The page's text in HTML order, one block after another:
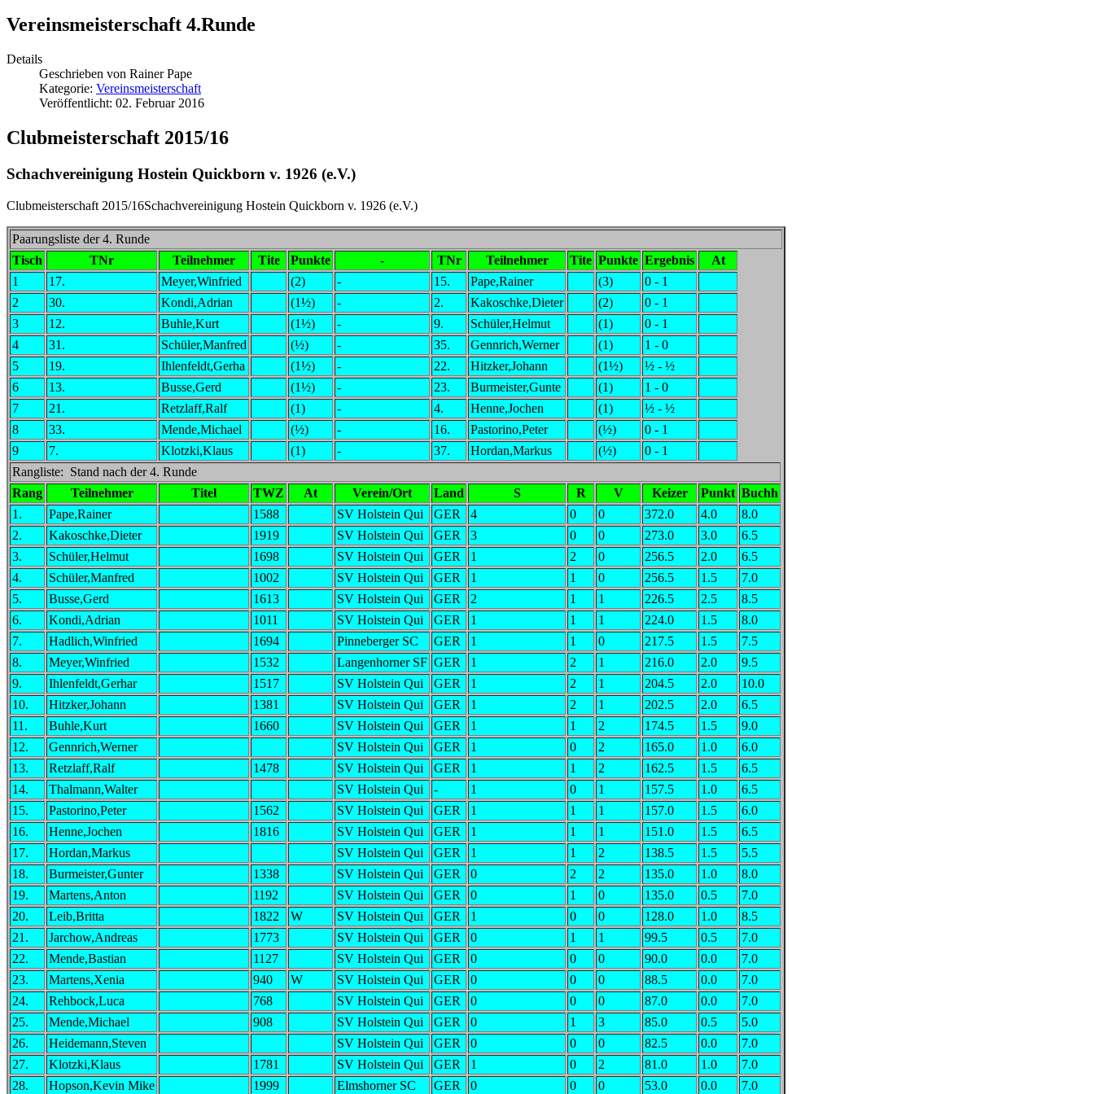
Vereinsmeisterschaft 4.Runde
Details
Geschrieben von Rainer Pape
Kategorie: Vereinsmeisterschaft
Veröffentlicht: 02. Februar 2016
Clubmeisterschaft 2015/16
Schachvereinigung Hostein Quickborn v. 1926 (e.V.)
Clubmeisterschaft 2015/16Schachvereinigung Hostein Quickborn v. 1926 (e.V.)
Paarungsliste der 4. Runde
Tisch
TNr Teilnehmer Tite Punkte - TNr Teilnehmer Tite Punkte Ergebnis
At
1
17. Meyer,Winfried (2) - 15. Pape,Rainer (3)
0 - 1
2
30. Kondi,Adrian (1½) - 2. Kakoschke,Dieter (2)
0 - 1
3
12. Buhle,Kurt (1½) - 9. Schüler,Helmut (1)
0 - 1
4
31. Schüler,Manfred (½) - 35. Gennrich,Werner (1)
1 - 0
5
19. Ihlenfeldt,Gerha (1½) - 22. Hitzker,Johann (1½)
½ - ½
6
13. Busse,Gerd (1½) - 23. Burmeister,Gunte (1)
1 - 0
7
21. Retzlaff,Ralf (1) - 4. Henne,Jochen (1)
½ - ½
8
33. Mende,Michael (½) - 16. Pastorino,Peter (½)
0 - 1
9
7. Klotzki,Klaus (1) - 37. Hordan,Markus (½)
0 - 1
Rangliste: Stand nach der 4. Runde
Rang
Teilnehmer Titel TWZ At Verein/Ort Land S R V Keizer Punkt Buchh
1.
Pape,Rainer 1588 SV Holstein Qui GER 4 0 0 372.0 4.0
8.0
2.
Kakoschke,Dieter 1919 SV Holstein Qui GER 3 0 0 273.0 3.0
6.5
3.
Schüler,Helmut 1698 SV Holstein Qui GER 1 2 0 256.5 2.0
6.5
4.
Schüler,Manfred 1002 SV Holstein Qui GER 1 1 0 256.5 1.5
7.0
5.
Busse,Gerd 1613 SV Holstein Qui GER 2 1 1 226.5 2.5
8.5
6.
Kondi,Adrian 1011 SV Holstein Qui GER 1 1 1 224.0 1.5
8.0
7.
Hadlich,Winfried 1694 Pinneberger SC GER 1 1 0 217.5 1.5
7.5
8.
Meyer,Winfried 1532 Langenhorner SF GER 1 2 1 216.0 2.0
9.5
9.
Ihlenfeldt,Gerhar 1517 SV Holstein Qui GER 1 2 1 204.5 2.0
10.0
10.
Hitzker,Johann 1381 SV Holstein Qui GER 1 2 1 202.5 2.0
6.5
11.
Buhle,Kurt 1660 SV Holstein Qui GER 1 1 2 174.5 1.5
9.0
12.
Gennrich,Werner SV Holstein Qui GER 1 0 2 165.0 1.0
6.0
13.
Retzlaff,Ralf 1478 SV Holstein Qui GER 1 1 2 162.5 1.5
6.5
14.
Thalmann,Walter SV Holstein Qui - 1 0 1 157.5 1.0
6.5
15.
Pastorino,Peter 1562 SV Holstein Qui GER 1 1 1 157.0 1.5
6.0
16.
Henne,Jochen 1816 SV Holstein Qui GER 1 1 1 151.0 1.5
6.5
17.
Hordan,Markus SV Holstein Qui GER 1 1 2 138.5 1.5
5.5
18.
Burmeister,Gunter 1338 SV Holstein Qui GER 0 2 2 135.0 1.0
8.0
19.
Martens,Anton 1192 SV Holstein Qui GER 0 1 0 135.0 0.5
7.0
20.
Leib,Britta 1822 W SV Holstein Qui GER 1 0 0 128.0 1.0
8.5
21.
Jarchow,Andreas 1773 SV Holstein Qui GER 0 1 1 99.5 0.5
7.0
22.
Mende,Bastian 1127 SV Holstein Qui GER 0 0 0 90.0 0.0
7.0
23.
Martens,Xenia 940 W SV Holstein Qui GER 0 0 0 88.5 0.0
7.0
24.
Rehbock,Luca 768 SV Holstein Qui GER 0 0 0 87.0 0.0
7.0
25.
Mende,Michael 908 SV Holstein Qui GER 0 1 3 85.0 0.5
5.0
26.
Heidemann,Steven SV Holstein Qui GER 0 0 0 82.5 0.0
7.0
27.
Klotzki,Klaus 1781 SV Holstein Qui GER 1 0 2 81.0 1.0
7.0
28.
Hopson,Kevin Mike 1999 Elmshorner SC GER 0 0 0 53.0 0.0 7.0